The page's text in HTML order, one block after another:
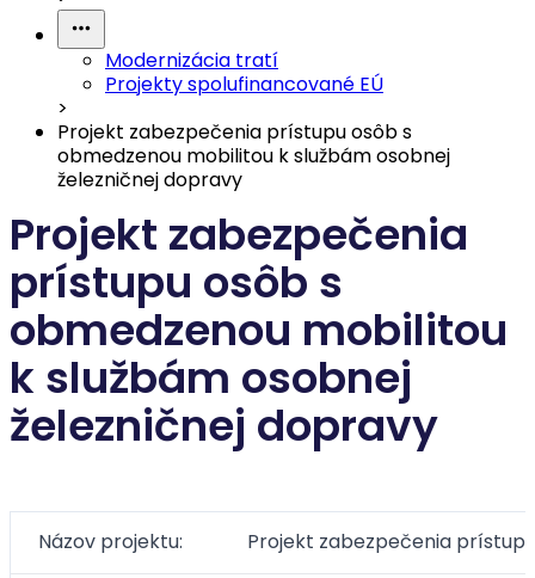
Modernizácia tratí
Projekty spolufinancované EÚ
>
Projekt zabezpečenia prístupu osôb s
obmedzenou mobilitou k službám osobnej
železničnej dopravy
Projekt zabezpečenia
prístupu osôb s
obmedzenou mobilitou
k službám osobnej
železničnej dopravy
Názov projektu: Projekt zabezpečenia